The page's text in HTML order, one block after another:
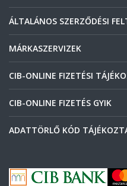
ÁLTALÁNOS SZERZŐDÉSI
MÁRKASZERVIZEK
CIB-ONLINE FIZETÉSI
CIB-ONLINE FIZETÉS GYIK
ADATTÖRLŐ KÓD